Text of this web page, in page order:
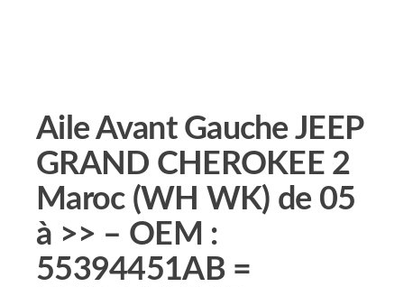
Aile Avant Gauche JEEP
GRAND CHEROKEE 2
Maroc (WH WK) de 05
à >> – OEM :
55394451AB =